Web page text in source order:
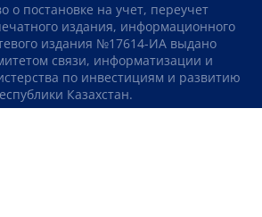
о постановке на учет, переучет
издания, информационного
издания №17614-ИА выдано
связи, информатизации и
по инвестициям и развитию
Казахстан.